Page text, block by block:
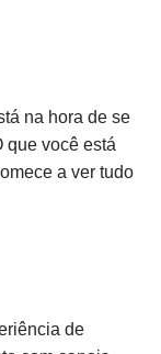
na hora de se
que você está
a ver tudo
de